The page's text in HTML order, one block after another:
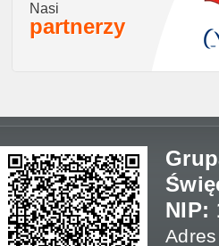
Nasi
partnerzy
NIP: